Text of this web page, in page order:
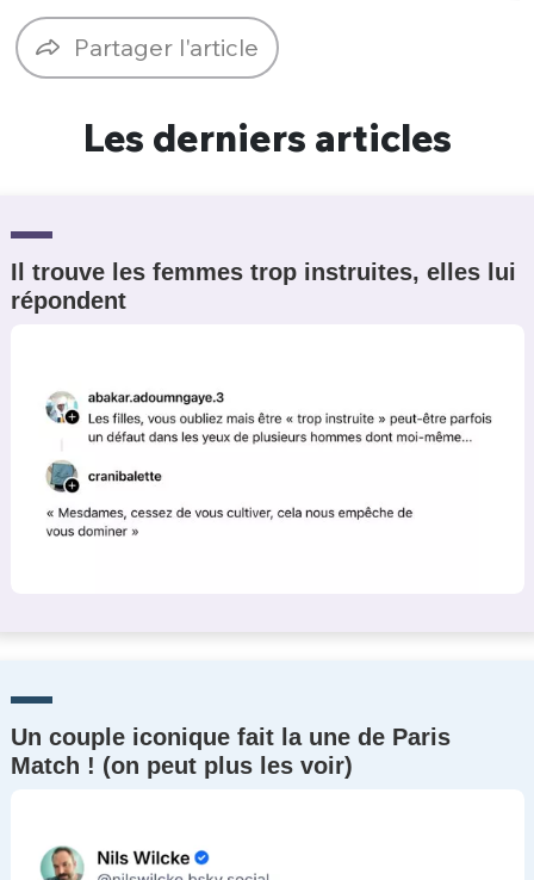
Partager l'article
Les derniers articles
Il trouve les femmes trop instruites, elles lui
répondent
Un couple iconique fait la une de Paris
Match ! (on peut plus les voir)
Un Thread
C'EST PARTI